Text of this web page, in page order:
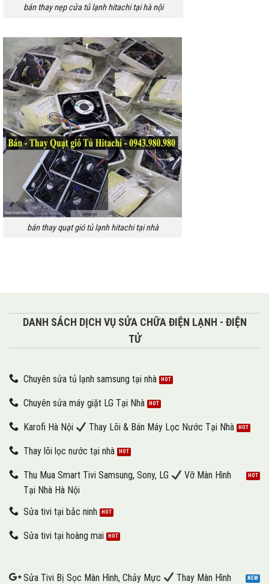
bán thay nẹp cửa tủ lạnh hitachi tại hà nội
bán thay quạt gió tủ lạnh hitachi tại nhà
DANH SÁCH DỊCH VỤ SỬA CHỮA ĐIỆN LẠNH - ĐIỆN
TỬ
Chuyên sửa tủ lạnh samsung tại nhà
Chuyên sửa máy giặt LG Tại Nhà
Karofi Hà Nội Thay Lõi & Bán Máy Lọc Nước Tại Nhà
Thay lõi lọc nước tại nhà
Thu Mua Smart Tivi Samsung, Sony, LG
Vỡ Màn Hình
Tại Nhà Hà Nội
Sửa tivi tại bắc ninh
Sửa tivi tại hoàng mai
Sửa Tivi Bị Sọc Màn Hình, Chảy Mực
Thay Màn Hình